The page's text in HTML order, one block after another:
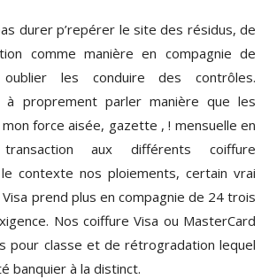
durer p’repérer le site des résidus, de
comme manière en compagnie de
les conduire des contrôles.
à proprement parler manière que les
force aisée, gazette , ! mensuelle en
aux différents coiffure
contexte nos ploiements, certain vrai
prend plus en compagnie de 24 trois
Nos coiffure Visa ou MasterCard
pour classe et de rétrogradation lequel
banquier à la distinct.